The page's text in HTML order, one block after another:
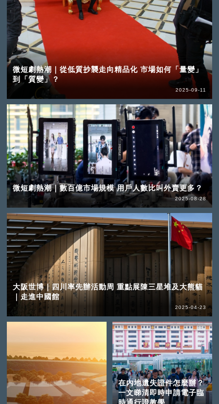
微短劇熱潮｜從低質抄襲走向精品化 市場如何「量變」
到「質變」？
2025-09-11
微短劇熱潮｜數百億市場規模 用戶人數比叫外賣更多？
2025-08-28
大阪世博｜四川率先辦活動周 重點展陳三星堆及大熊貓
｜走進中國館
2025-04-23
在內地遺失證件怎麼辦？
一文睇清即時申請電子臨
時通行證教學